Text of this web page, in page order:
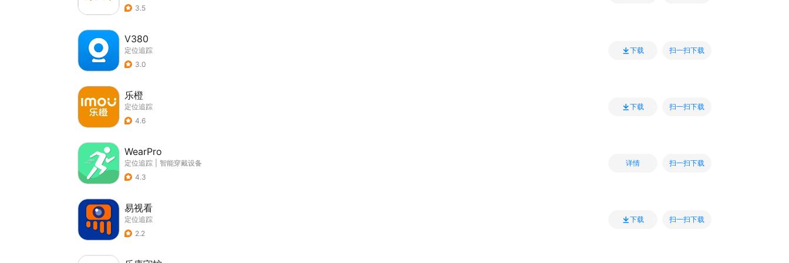
3.5
V380
定位追踪
3.0
下载 扫一扫下载
乐橙
定位追踪
4.6
下载 扫一扫下载
WearPro
定位追踪
智能穿戴设备
4.3
详情 扫一扫下载
易视看
定位追踪
2.2
下载 扫一扫下载